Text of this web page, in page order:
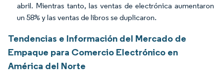
abril. Mientras tanto, las ventas de electrónica aumentaron
un 58% y las ventas de libros se duplicaron.
Tendencias e Información del Mercado de
Empaque para Comercio Electrónico en
América del Norte